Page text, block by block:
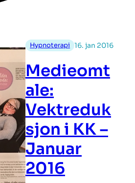
Hypnoterapi 16. jan 2016
Medieomt
ale:
Vektreduk
sjon i KK –
Januar
2016